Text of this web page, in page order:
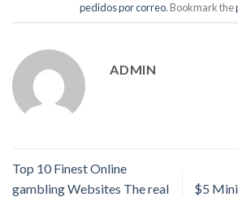
pedidos por correo. Bookmark the
ADMIN
Top 10 Finest Online
gambling Websites The real
$5